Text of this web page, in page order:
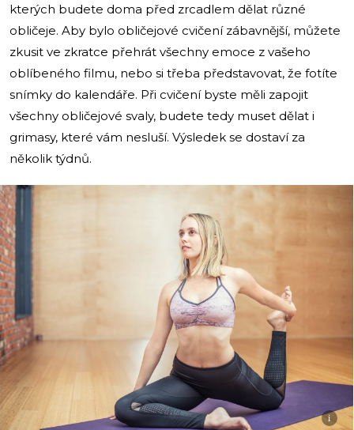
kterých budete doma před zrcadlem dělat různé
obličeje. Aby bylo obličejové cvičení zábavnější, můžete
zkusit ve zkratce přehrát všechny emoce z vašeho
oblíbeného filmu, nebo si třeba představovat, že fotíte
snímky do kalendáře. Při cvičení byste měli zapojit
všechny obličejové svaly, budete tedy muset dělat i
grimasy, které vám nesluší. Výsledek se dostaví za
několik týdnů.
i